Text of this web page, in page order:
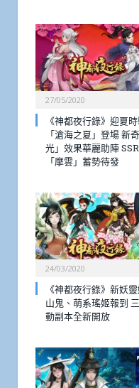
27/05/2020
《神都夜行錄》迎夏
「滄海之夏」登場 新
光」效果華麗助陣
「摩雲」蓄勢待發
24/03/2020
《神都夜行錄》新妖
山鬼、萌系瑤姬報到
動副本全新開放